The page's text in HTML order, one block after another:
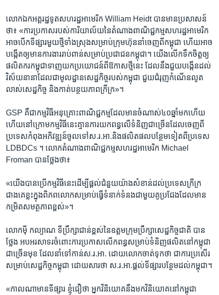
លោក​ឯកអគ្គ​រដ្ឋទូត​សហ​រដ្ឋអា​មេរិក ​William Heidt ​បាន​មាន​ប្រសាសន៍​
ថា៖​ «ការ​ប្រកាសរបស់​ការិយាល័យ​នៃ​តំណាង​ពាណិជ្ជ​កម្ម​សហ​រដ្ឋ​អាមេរិក​
អាច​បើក​ទី​ផ្សារ​មួយ​ថ្មី​ទាំង​ស្រុង​សម្រាប់ក្រុមហ៊ុន​នាំ​ចេញពី​កម្ពុជា​ ហើយ​អាច​
បង្កើត​ឲ្យមាន​ការងារ​រាប់ពាន់​សម្រាប់ប្រជាជន​កម្ពុជា។​ យើង​លើក​ទឹក​ចិត្ត​ឲ្យ​
ផលិតករ​កម្ពុជា​ទាញ​យក​ប្រយោជន៍​ពី​ឱកាស​ថ្មីនេះ​ ដែល​នឹង​ជួយ​បង្កើន​ដល់​
វិស័យ​នានាដែល​ជាមូលដ្ឋាន​សេដ្ឋកិច្ច​របស់​កម្ពុជា​ ជួយ​ជំរុញ​កំណើន​លូត
លាស់​សេដ្ឋកិច្ច​ និង​កាត់​បន្ថយ​ភាព​ក្រីក្រ»។​
GSP ​គឺជា​កម្ម​វិធី​អនុគ្រោះ​ពាណិជ្ជ​កម្ម​ដែល​មាន​ចំណាស់​៤០​ឆ្នាំ​មក​ហើយ​
ហើយនៅ​ក្រោម​កម្មវិធី​នេះគ្មាន​ការ​យកពន្ធ​លើ​ទំនិញជា​ច្រើន​ដែល​ចេញ​ពី​
ប្រទេស​កំពុង​អភិវឌ្ឍន៍​ចូល​ទៅស.រ.អា.​និង​ផលិតផល​បន្ថែម​ទៀត​ពី​ប្រទេស ​
LDBDCs ។​ លោក​តំណាង​ពាណិជ្ជ​កម្ម​សហ​រដ្ឋ​អាមេរិក​ Michael
Froman​ បាន​ថ្លែង​ថា៖​
«យើង​បាន​ប្រើ​កម្មវិធី​នេះ​ដើម្បី​ផ្តល់​ជំនួយ​យ៉ាង​សំខាន់​ដល់​ប្រទេស​ក្រីក្រ​
ជាង​គេ​ខ្លះ​ក្នុង​ពិភពលោក​សម្រាប់ធ្វើ​ទំនាក់​ទំនង​ជា​មួយ​គូ​ប្រជែង​ដែល​មាន​
កម្រិតសមត្ថ​ភាព​ខ្ពស់»។​
លោក​ម៉ី កល្យាណ​ ទីប្រឹក្សា​ជាន់ខ្ពស់​នៃ​ឧត្តម​ក្រុម​ប្រឹក្សា​សេដ្ឋកិច្ច​ជាតិ ​បាន​
ថ្លែង​ អបអរ​សាទរ​ចំពោះ​ការ​ប្រកាស​លើក​ពន្ធ​សម្រាប់ទំនិញ​ផលិត​នៅ​កម្ពុជា​
ជា​ច្រើន​មុខ ​ដែលនាំ​ទៅ​កាន់​ស.រ.អា.​ ​ដោយ​លោក​ចាត់ទុក​ថា​ ជា​ការ​ប្រសើរ​
សម្រាប់សេដ្ឋ​កិច្ច​កម្ពុជា​ ដោយ​សារ​ថា ​ស.រ.អា.ផ្តល់​ទីផ្សារ​បន្ថែម​ដល់​កម្ពុជា។​
«កាលណា​មាន​ទីផ្សារ​ ខ្ញុំ​ជឿ​ថា​ អ្នក​វិនិយោគ​នឹង​មក​វិនិយោគ​នៅ​កម្ពុជា​